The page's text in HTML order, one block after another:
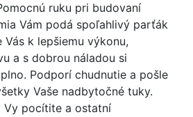
ruku pri budovaní
Vám podá spoľahlivý parťák
Vás k lepšiemu výkonu,
a s dobrou náladou si
Podporí chudnutie a pošle
Vaše nadbytočné tuky.
Vy pocítite a ostatní